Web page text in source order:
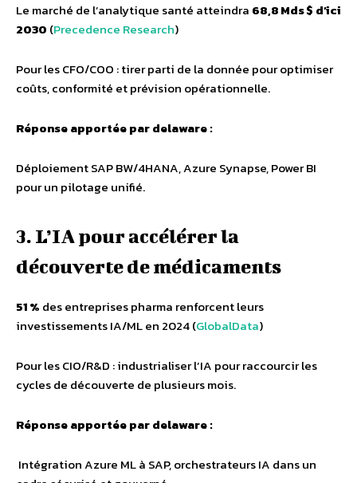
Le marché de l’analytique santé atteindra 68,8 Mds $ d’ici
2030 (Precedence Research)
Pour les CFO/COO : tirer parti de la donnée pour optimiser
coûts, conformité et prévision opérationnelle.
Réponse apportée par delaware :
Déploiement SAP BW/4HANA, Azure Synapse, Power BI
pour un pilotage unifié.
3. L’IA pour accélérer la
découverte de médicaments
51 % des entreprises pharma renforcent leurs
investissements IA/ML en 2024 (GlobalData)
Pour les CIO/R&D : industrialiser l’IA pour raccourcir les
cycles de découverte de plusieurs mois.
Réponse apportée par delaware :
Intégration Azure ML à SAP, orchestrateurs IA dans un